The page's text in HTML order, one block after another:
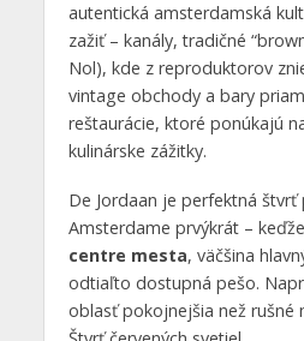
autentická amsterdamská
zažiť – kanály, tradičné
Nol), kde z reproduktorov
vintage obchody a bary
reštaurácie, ktoré ponúkajú
kulinárske zážitky.
De Jordaan je perfektná štvrť
Amsterdame prvýkrát –
centre mesta, väčšina
odtiaľto dostupná pešo.
oblasť pokojnejšia než rušné